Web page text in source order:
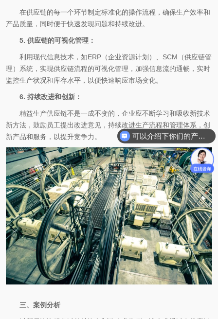
在供应链的每一个环节制定标准化的操作流程，确保生产效率和
产品质量，同时便于快速发现问题和持续改进。
5. 供应链的可视化管理：
利用现代信息技术，如ERP（企业资源计划）、SCM（供应链管
理）系统，实现供应链流程的可视化管理，加强信息流的通畅，实时
监控生产状况和库存水平，以便快速响应市场变化。
6. 持续改进和创新：
精益生产供应链不是一成不变的，企业应不断学习和吸收新技术
新方法，鼓励员工提出改进意见，持续改进生产流程和管理体系，创
新产品和服务，以提升竞争力。
三、案例分析
可以介绍下你们的产品么